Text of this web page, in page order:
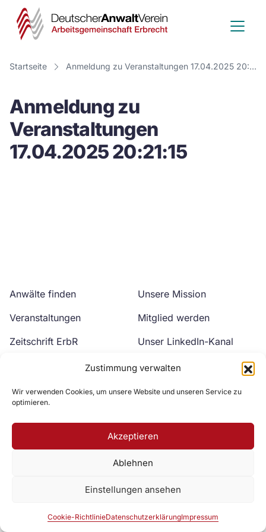
Zustimmung verwalten
Wir verwenden Cookies, um unsere Website und unseren Service zu
optimieren.
Akzeptieren
Ablehnen
Einstellungen ansehen
Cookie-RichtlinieDatenschutzerklärungImpressum
Deutscher
Anwalt
Verein
Startseite Anmeldung zu Veranstaltungen 17.04.2025 20:21:15
Anmeldung zu
Veranstaltungen
17.04.2025 20:21:15
Anwälte finden
Veranstaltungen
Zeitschrift ErbR
Unsere Mission
Mitglied werden
Unser LinkedIn-Kanal
Unser YouTube-Kanal
Zur DAV Webseite